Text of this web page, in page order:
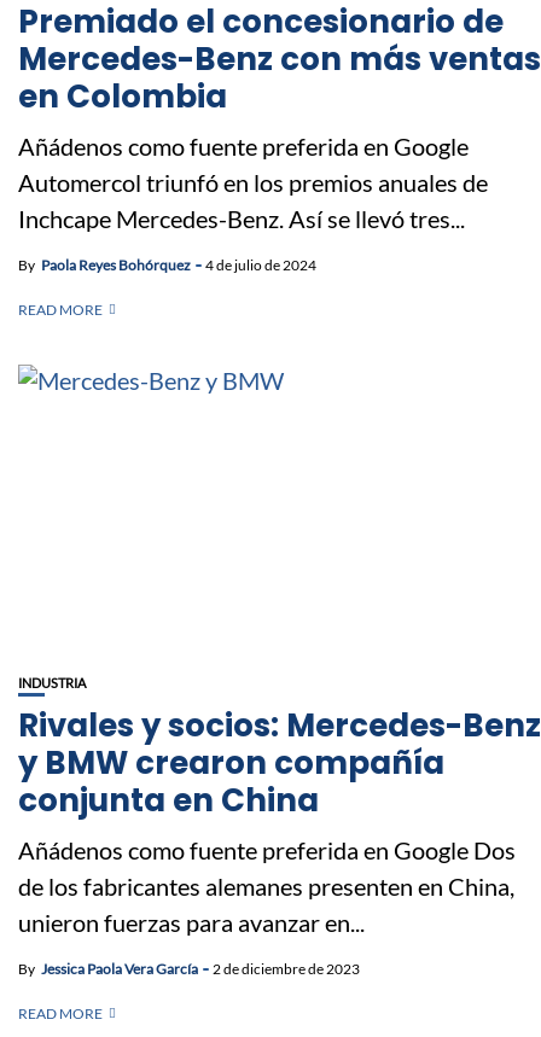
Premiado el concesionario de
Mercedes-Benz con más ventas
en Colombia
Añádenos como fuente preferida en Google
Automercol triunfó en los premios anuales de
Inchcape Mercedes-Benz. Así se llevó tres...
By Paola Reyes Bohórquez 4 de julio de 2024
READ MORE
INDUSTRIA
Rivales y socios: Mercedes-Benz
y BMW crearon compañía
conjunta en China
Añádenos como fuente preferida en Google Dos
de los fabricantes alemanes presenten en China,
unieron fuerzas para avanzar en...
By Jessica Paola Vera García 2 de diciembre de 2023
READ MORE